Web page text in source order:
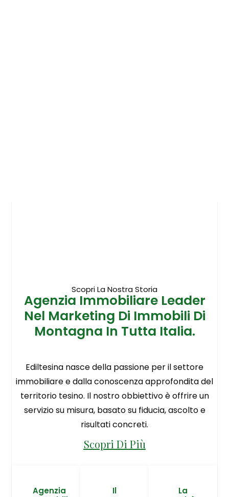
Scopri La Nostra Storia
Agenzia Immobiliare Leader
Nel Marketing Di Immobili Di
Montagna In Tutta Italia.
Ediltesina nasce della passione per il settore
immobiliare e dalla conoscenza approfondita del
territorio tesino. Il nostro obbiettivo è offrire un
servizio su misura, basato su fiducia, ascolto e
risultati concreti.
Scopri Di Più
Agenzia
Il
La